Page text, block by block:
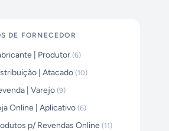
DE FORNECEDOR
| Produtor (6)
| Atacado (10)
| Varejo (9)
Online | Aplicativo (6)
p/ Revendas Online (11)